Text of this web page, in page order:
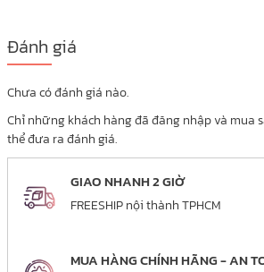
Đánh giá
Chưa có đánh giá nào.
Chỉ những khách hàng đã đăng nhập và mua
thể đưa ra đánh giá.
GIAO NHANH 2 GIỜ
FREESHIP nội thành TPHCM
MUA HÀNG CHÍNH HÃNG - AN